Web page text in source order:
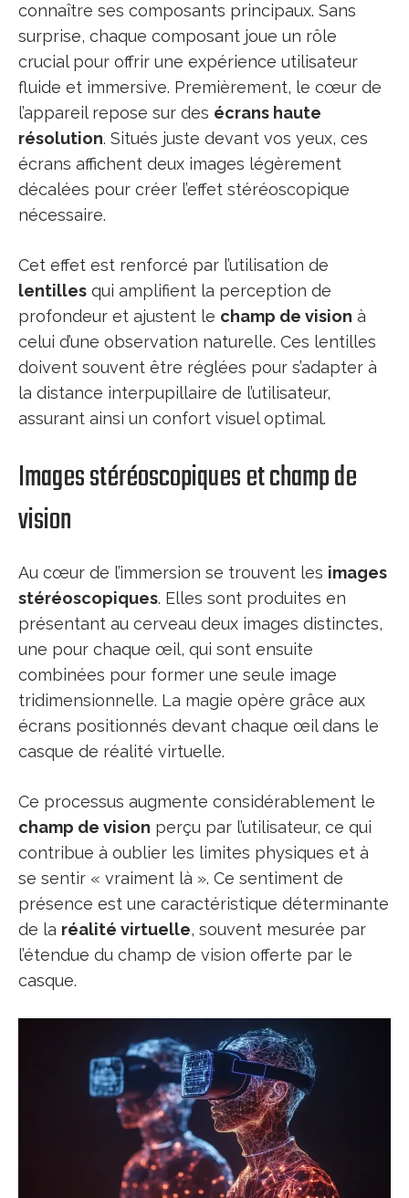
connaître ses composants principaux. Sans
surprise, chaque composant joue un rôle
crucial pour offrir une expérience utilisateur
fluide et immersive. Premièrement, le cœur de
l’appareil repose sur des écrans haute
résolution. Situés juste devant vos yeux, ces
écrans affichent deux images légèrement
décalées pour créer l’effet stéréoscopique
nécessaire.
Cet effet est renforcé par l’utilisation de
lentilles qui amplifient la perception de
profondeur et ajustent le champ de vision à
celui d’une observation naturelle. Ces lentilles
doivent souvent être réglées pour s’adapter à
la distance interpupillaire de l’utilisateur,
assurant ainsi un confort visuel optimal.
Images stéréoscopiques et champ de
vision
Au cœur de l’immersion se trouvent les images
stéréoscopiques. Elles sont produites en
présentant au cerveau deux images distinctes,
une pour chaque œil, qui sont ensuite
combinées pour former une seule image
tridimensionnelle. La magie opère grâce aux
écrans positionnés devant chaque œil dans le
casque de réalité virtuelle.
Ce processus augmente considérablement le
champ de vision perçu par l’utilisateur, ce qui
contribue à oublier les limites physiques et à
se sentir « vraiment là ». Ce sentiment de
présence est une caractéristique déterminante
de la réalité virtuelle, souvent mesurée par
l’étendue du champ de vision offerte par le
casque.